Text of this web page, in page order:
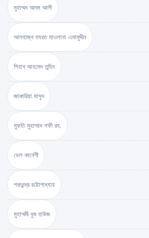
মুহাম্মদ আদম আলী
আলহাজ্ব হযরত মাওলানা এমামুদ্দীন
শিহাব আহমেদ তুহিন
জাকারিয়া মাসুদ
মুফতি মুহাম্মাদ শফী রহ.
ডেল কার্নেগী
শরৎচন্দ্র চট্টোপাধ্যায়
মুহাম্মদী বুক হাউজ